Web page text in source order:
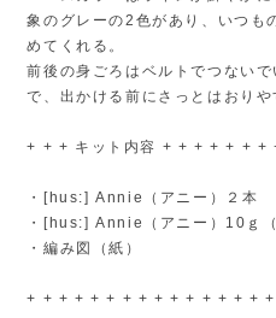
象のグレーの2色があり、いつも
めてくれる。
前後の身ごろはベルトでつない
で、出かける前にさっとはおりや
+ + + キット内容 + + + + + + +
・[hus:] Annie（アニー）２本
・[hus:] Annie（アニー）10ｇ（
・編み図（紙）
+ + + + + + + + + + + + + + +